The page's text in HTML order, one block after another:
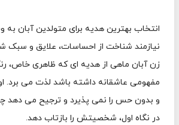
انتخاب بهترین هدیه برای متولدین آبان به
نیازمند شناخت از احساسات، علایق و
زن آبان ماهی از هدیه ای که ظاهری خاص،
مفهومی عاشقانه داشته باشد لذت می
و بدون حس را نمی پذیرد و ترجیح می دهد
در نگاه اول، شخصیتش را بازتاب دهد.